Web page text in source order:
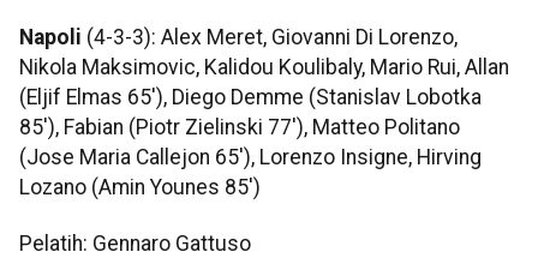
Napoli (4-3-3): Alex Meret, Giovanni Di Lorenzo,
Nikola Maksimovic, Kalidou Koulibaly, Mario Rui, Allan
(Eljif Elmas 65'), Diego Demme (Stanislav Lobotka
85'), Fabian (Piotr Zielinski 77'), Matteo Politano
(Jose Maria Callejon 65'), Lorenzo Insigne, Hirving
Lozano (Amin Younes 85')
Pelatih: Gennaro Gattuso